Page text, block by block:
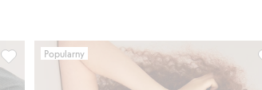
Prążkowana koszulka, Dodaj do listy ulubione
Popularny